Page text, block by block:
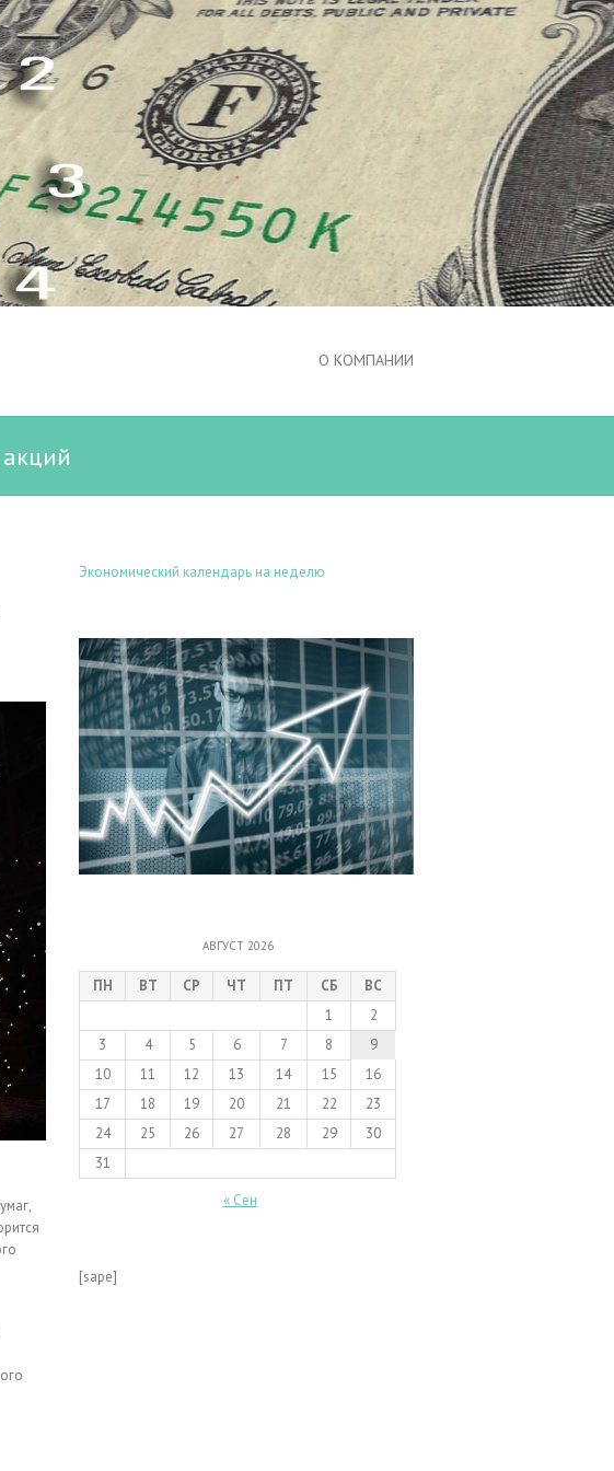
О КОМПАНИИ
Экономический календарь на неделю
АВГУСТ 2026
ПН ВТ СР ЧТ ПТ СБ
ВС
1
2
3
4 5 6 7 8
9
10
11 12 13 14 15
16
17
18 19 20 21 22
23
24
25 26 27 28 29
30
31
« Сен
[sape]